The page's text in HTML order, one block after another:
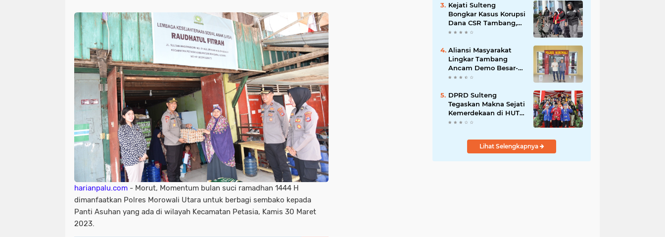
harianpalu.com - Morut, Momentum bulan suci ramadhan 1444 H
dimanfaatkan Polres Morowali Utara untuk berbagi sembako kepada
Panti Asuhan yang ada di wilayah Kecamatan Petasia, Kamis 30 Maret
2023.
Kejati Sulteng
Bongkar Kasus Korupsi
Dana CSR Tambang,
Sekdes Tamainusi Ikut
Aliansi Masyarakat
Lingkar Tambang
Ancam Demo Besar-
Besaran di PT Vale
DPRD Sulteng
Tegaskan Makna Sejati
Kemerdekaan di HUT
ke-80 RI
Lihat Selengkapnya